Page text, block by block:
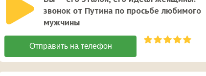
звонок от Путина по просьбе любимого
мужчины